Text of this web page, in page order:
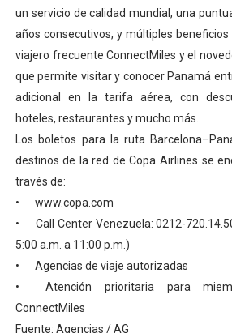
un servicio de calidad mundial, una
años consecutivos, y múltiples
viajero frecuente ConnectMiles y el
que permite visitar y conocer Panamá
adicional en la tarifa aérea, con
hoteles, restaurantes y mucho más.
Los boletos para la ruta
destinos de la red de Copa Airlines se
través de:
•
www.copa.com
•
Call Center Venezuela: 0212-
5:00 a.m. a 11:00 p.m.)
•
Agencias de viaje autorizadas
•
Atención prioritaria para
ConnectMiles
Fuente: Agencias / AG